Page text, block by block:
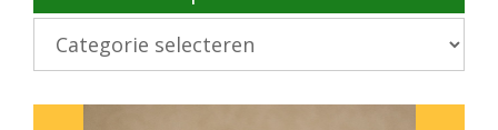
Kies
onderwerp